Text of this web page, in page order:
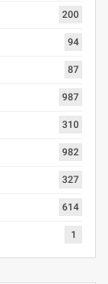
200
94
87
987
310
982
327
614
1